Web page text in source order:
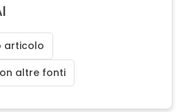
articolo
altre fonti